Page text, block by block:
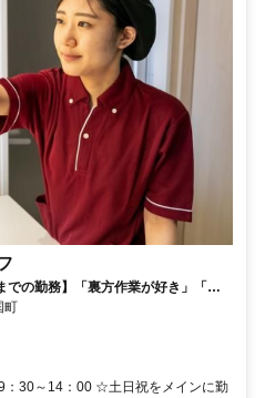
での勤務】「裏方作業が好き」「コ
町
：30～14：00 ☆土日祝をメインに勤